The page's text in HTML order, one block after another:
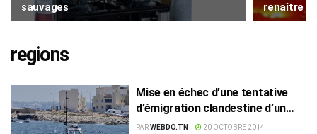
sauvages
renaître
regions
Mise en échec d’une tentative
d’émigration clandestine d’un
groupe de Syriens à Chott
PARWEBDO.TN 20 OCTOBRE 2014